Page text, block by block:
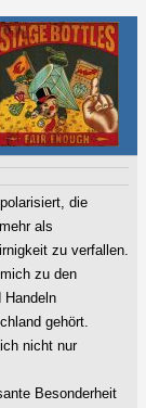
die
als
zu verfallen.
zu den
Handeln
gehört.
nicht nur
Besonderheit